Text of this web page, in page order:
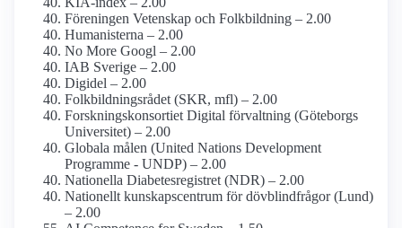
Föreningen Vetenskap och Folkbildning – 2.00
Humanisterna – 2.00
No More Googl – 2.00
IAB Sverige – 2.00
Digidel – 2.00
Folkbildnings­rådet (SKR, mfl) – 2.00
Forsknings­konsortiet Digital förvaltning (Göteborgs
Universitet) – 2.00
Globala målen (United Nations Development
Programme - UNDP) – 2.00
Nationella Diabetes­registret (NDR) – 2.00
Nationellt kunskapsc­entrum för dövblind­frågor (Lund)
– 2.00